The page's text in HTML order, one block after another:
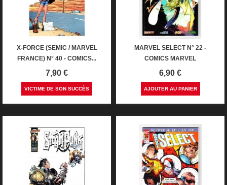
X-FORCE (SEMIC / MARVEL
FRANCE) N° 40 - COMICS...
Prix
7,90 €
VICTIME DE SON SUCCÈS
MARVEL SELECT N° 22 -
COMICS MARVEL
Prix
6,90 €
AJOUTER AU PANIER